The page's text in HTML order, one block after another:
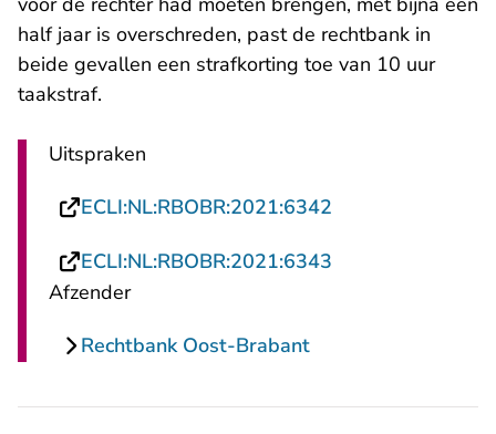
half jaar is overschreden, past de rechtbank in
beide gevallen een strafkorting toe van 10 uur
taakstraf.
Uitspraken
ECLI:NL:RBOBR:2021:6342
ECLI:NL:RBOBR:2021:6343
Afzender
Rechtbank Oost-Brabant